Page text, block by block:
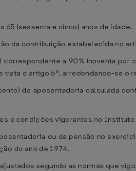
65 (sessenta e cinco) anos de idade.
da contribuição estabelecida no
a 90% (noventa por
o artigo 5º, arredondando-se
da aposentadoria calculada
e condições vigorantes no Instituto
ou da pensão no
do ano de 1974.
segundo as normas que